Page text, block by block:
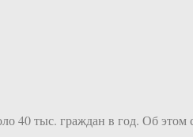
40 тыс. граждан в год. Об этом